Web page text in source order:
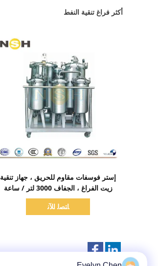
أكثر فراغ تنقية النفط
إستر فوسفات مقاوم للحريق ، جهاز تنقية
زيت الفراغ ، الجفاف 3000 لتر / ساعة
ﺎﺘﺼﻟ ﺍﻶﻧ